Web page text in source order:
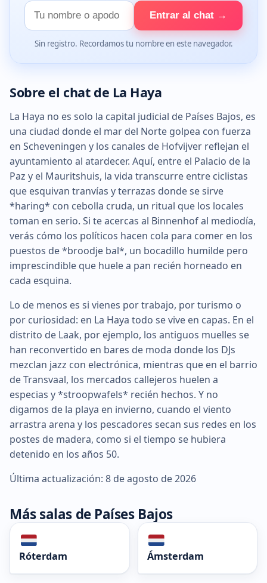
Tu
nombre
Entrar al chat →
Sin registro. Recordamos tu nombre en este navegador.
Sobre el chat de La Haya
La Haya no es solo la capital judicial de Países Bajos, es
una ciudad donde el mar del Norte golpea con fuerza
en Scheveningen y los canales de Hofvijver reflejan el
ayuntamiento al atardecer. Aquí, entre el Palacio de la
Paz y el Mauritshuis, la vida transcurre entre ciclistas
que esquivan tranvías y terrazas donde se sirve
*haring* con cebolla cruda, un ritual que los locales
toman en serio. Si te acercas al Binnenhof al mediodía,
verás cómo los políticos hacen cola para comer en los
puestos de *broodje bal*, un bocadillo humilde pero
imprescindible que huele a pan recién horneado en
cada esquina.
Lo de menos es si vienes por trabajo, por turismo o
por curiosidad: en La Haya todo se vive en capas. En el
distrito de Laak, por ejemplo, los antiguos muelles se
han reconvertido en bares de moda donde los DJs
mezclan jazz con electrónica, mientras que en el barrio
de Transvaal, los mercados callejeros huelen a
especias y *stroopwafels* recién hechos. Y no
digamos de la playa en invierno, cuando el viento
arrastra arena y los pescadores secan sus redes en los
postes de madera, como si el tiempo se hubiera
detenido en los años 50.
Última actualización: 8 de agosto de 2026
Más salas de Países Bajos
Róterdam Ámsterdam